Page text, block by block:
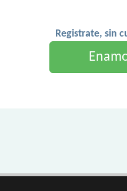
Registrate, sin